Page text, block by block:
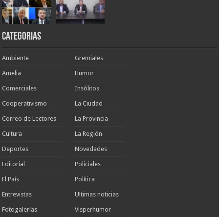
Categorias
Ambiente
Amelia
Comerciales
Cooperativismo
Correo de Lectores
Cultura
Deportes
Editorial
El País
Entrevistas
Fotogalerías
Gremiales
Humor
Insólitos
La Ciudad
La Provincia
La Región
Novedades
Policiales
Política
Ultimas noticias
Visperhumor